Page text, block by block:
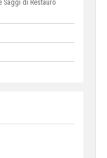
Saggi di Restauro